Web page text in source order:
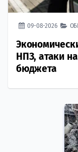
09-08-2026
НПЗ, атаки
бюджета